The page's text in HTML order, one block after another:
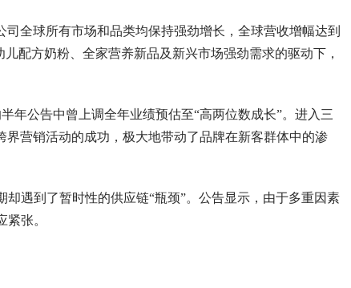
全球所有市场和品类均保持强劲增长，全球营收增幅达到
配方奶粉、全家营养新品及新兴市场强劲需求的驱动下，
公告中曾上调全年业绩预估至“高两位数成长”。进入三
营销活动的成功，极大地带动了品牌在新客群体中的渗
遇到了暂时性的供应链“瓶颈”。公告显示，由于多重因素
张。